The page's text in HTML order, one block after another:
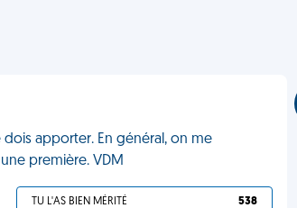
apporter. En général, on me
première. VDM
TU L'AS BIEN MÉRITÉ 538